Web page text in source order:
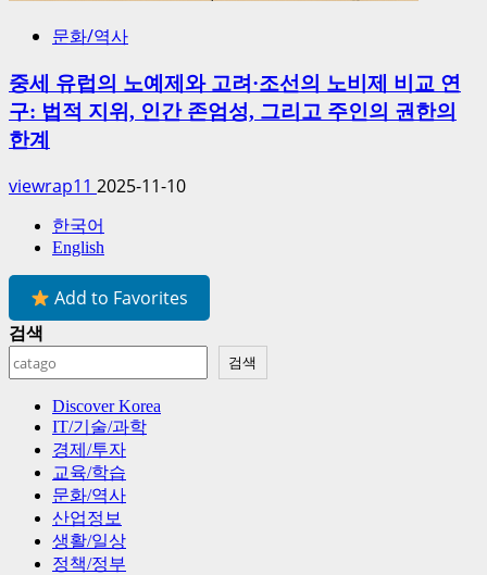
문화/역사
중세 유럽의 노예제와 고려·조선의 노비제 비교 연
구: 법적 지위, 인간 존엄성, 그리고 주인의 권한의
한계
viewrap11 2025-11-10
한국어
English
Add to Favorites
검색
검색
Discover Korea
IT/기술/과학
경제/투자
교육/학습
문화/역사
산업정보
생활/일상
정책/정부